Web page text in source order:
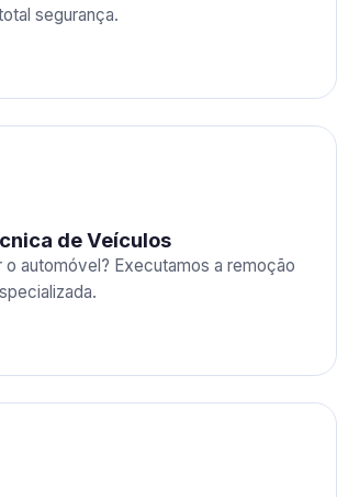
segurança.
de Veículos
o automóvel? Executamos a remoção